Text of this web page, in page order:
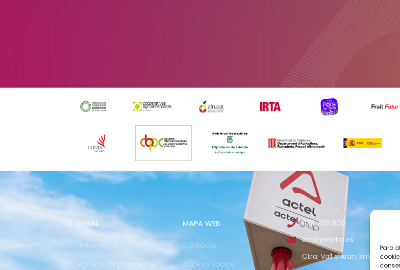
Para
LEGAL
Aviso legal
Política de privacidad
MAPA WEB
Contacto
Acceso socios
973 700 800
actel@actel.es
Ctra. Vall d'Aran, km. 3